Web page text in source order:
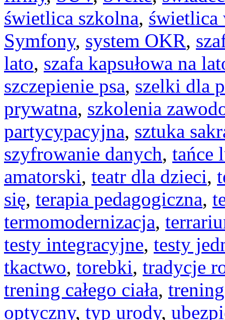
świetlica szkolna, świetlica
Symfony, system OKR,
lato, szafa kapsułowa na
szczepienie psa, szelki dla
prywatna, szkolenia
partycypacyjna, sztuka
szyfrowanie danych, tańce
amatorski, teatr dla dzieci,
się, terapia pedagogiczna,
termomodernizacja,
testy integracyjne, testy
tkactwo, torebki, tradycje
trening całego ciała,
optyczny, typ urody,